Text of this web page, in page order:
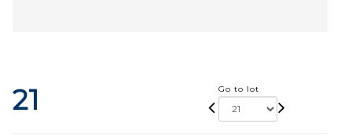
21 Go to lot